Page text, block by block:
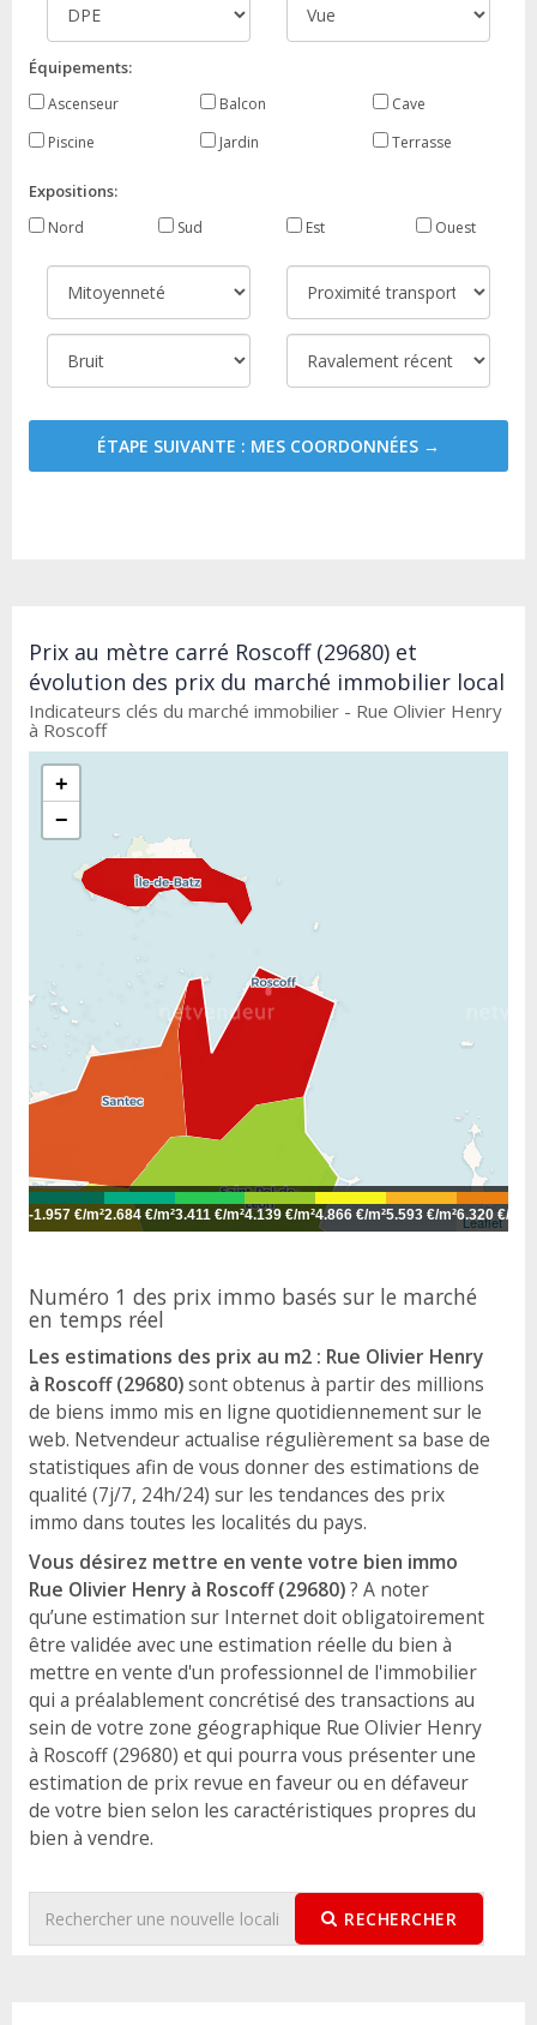
Équipements:
Ascenseur Balcon
Cave
Piscine
Jardin Terrasse
Expositions:
Nord Sud Est Ouest
ÉTAPE SUIVANTE : MES COORDONNÉES →
Prix au mètre carré Roscoff (29680) et
évolution des prix du marché immobilier local
Indicateurs clés du marché immobilier - Rue Olivier Henry
à Roscoff
+
−
Leaflet
-1.957 €/m²2.684 €/m²3.411 €/m²4.139 €/m²4.866 €/m²5.593 €/m²6.320 €/m²
Numéro 1 des prix immo basés sur le marché
en temps réel
Les estimations des prix au m2 : Rue Olivier Henry
à Roscoff (29680)sont obtenus à partir des millions
de biens immo mis en ligne quotidiennement sur le
web. Netvendeur actualise régulièrement sa base de
statistiques afin de vous donner des estimations de
qualité (7j/7, 24h/24) sur les tendances des prix
immo dans toutes les localités du pays.
Vous désirez mettre en vente votre bien immo
Rue Olivier Henry à Roscoff (29680)? A noter
qu’une estimation sur Internet doit obligatoirement
être validée avec une estimation réelle du bien à
mettre en vente d'un professionnel de l'immobilier
qui a préalablement concrétisé des transactions au
sein de votre zone géographique Rue Olivier Henry
à Roscoff (29680) et qui pourra vous présenter une
estimation de prix revue en faveur ou en défaveur
de votre bien selon les caractéristiques propres du
bien à vendre.
RECHERCHER